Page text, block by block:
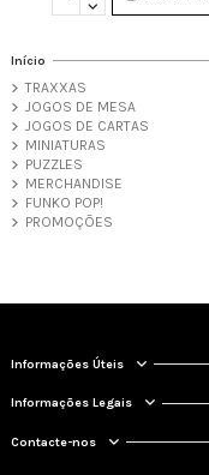
Início
TRAXXAS
JOGOS DE MESA
JOGOS DE CARTAS
MINIATURAS
PUZZLES
MERCHANDISE
FUNKO POP!
PROMOÇÕES
Informações Úteis
Informações Legais
Contacte-nos